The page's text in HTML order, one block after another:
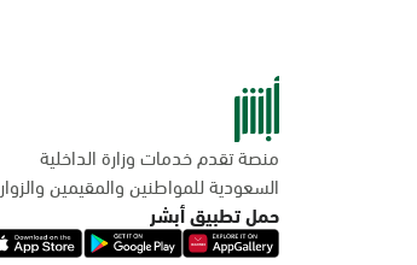
منصة تقدم خدمات وزارة الداخلية
السعودية للمواطنين والمقيمين والزوار
حمل تطبيق أبشر